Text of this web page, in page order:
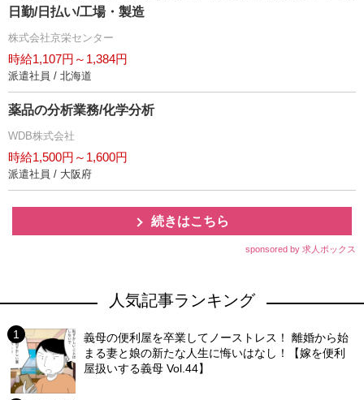
日勤/日払い/工場・製造
株式会社京栄センター
時給1,107円～1,384円
派遣社員 / 北海道
薬品の分析業務/化学分析
WDB株式会社
時給1,500円～1,600円
派遣社員 / 大阪府
続きはこちら
sponsored by 求人ボックス
人気記事ランキング
義母の便利屋を卒業してノーストレス！ 離婚から始
まる妻と娘の新たな人生に悔いはなし！【嫁を便利
屋扱いする義母 Vol.44】